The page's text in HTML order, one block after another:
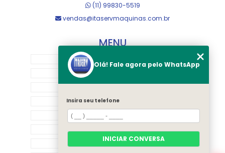
(11) 99830-5519
vendas@itaservmaquinas.com.br
MENU
MANUTENÇÃO E USINAGEM
LOJA
EQUIPAMENTOS
RASTREAMENTO
CONTATO
Olá! Fale agora pelo WhatsApp
Insira seu telefone
INICIAR CONVERSA